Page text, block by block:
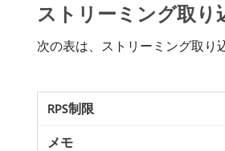
ストリーミング取り
次の表は、ストリーミング取り